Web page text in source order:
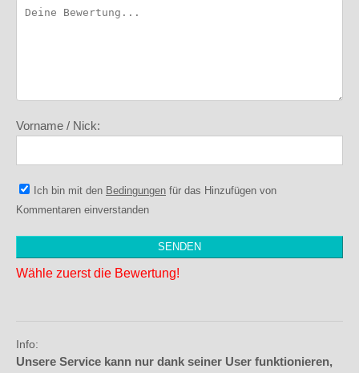
Vorname / Nick:
Ich bin mit den Bedingungen für das Hinzufügen von
Kommentaren einverstanden
Wähle zuerst die Bewertung!
Info:
Unsere Service kann nur dank seiner User funktionieren,